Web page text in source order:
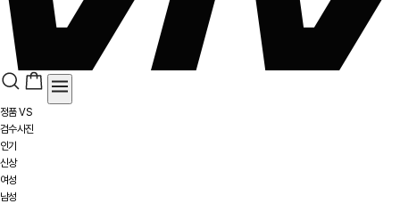
정품 VS
검수사진
인기
신상
여성
남성